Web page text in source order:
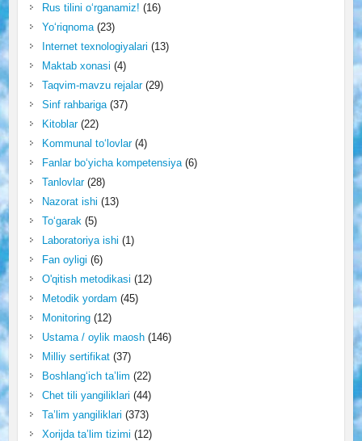
Rus tilini o‘rganamiz! (16)
Yo‘riqnoma(23)
Internet texnologiyalari (13)
Maktab xonasi (4)
Taqvim-mavzu rejalar(29)
Sinf rahbariga(37)
Kitoblar(22)
Kommunal to‘lovlar(4)
Fanlar bo‘yicha kompetensiya(6)
Tanlovlar(28)
Nazorat ishi (13)
To‘garak (5)
Laboratoriya ishi (1)
Fan oyligi (6)
O'qitish metodikasi (12)
Metodik yordam (45)
Monitoring(12)
Ustama / oylik maosh(146)
Milliy sertifikat(37)
Boshlang‘ich ta’lim (22)
Chet tili yangiliklari (44)
Ta’lim yangiliklari (373)
Xorijda ta’lim tizimi (12)